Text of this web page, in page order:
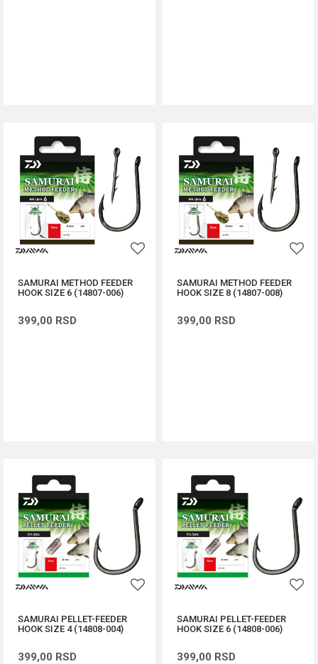
SAMURAI METHOD FEEDER
HOOK SIZE 6 (14807-006)
399,00 RSD
SAMURAI METHOD FEEDER
HOOK SIZE 8 (14807-008)
399,00 RSD
SAMURAI PELLET-FEEDER
HOOK SIZE 4 (14808-004)
399,00 RSD
SAMURAI PELLET-FEEDER
HOOK SIZE 6 (14808-006)
399,00 RSD